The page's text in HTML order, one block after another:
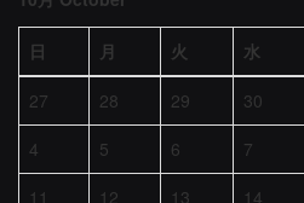
日 月 火 水
27 28 29 30
4
5 6 7
11
12 13 14